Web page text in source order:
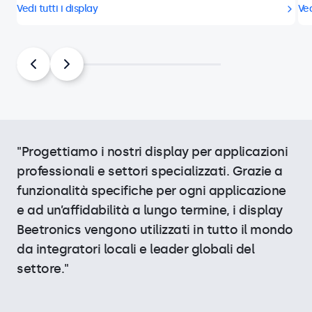
Vedi tutti i display
"Progettiamo i nostri display per applicazioni
professionali e settori specializzati. Grazie a
funzionalità specifiche per ogni applicazione
e ad un’affidabilità a lungo termine, i display
Beetronics vengono utilizzati in tutto il mondo
da integratori locali e leader globali del
settore."